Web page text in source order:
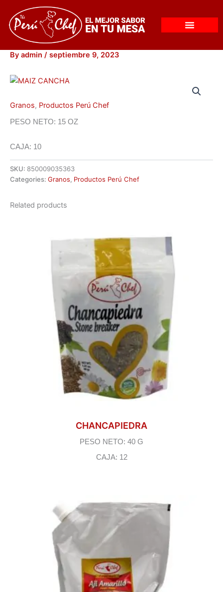
content
By admin / septiembre 9, 2023
Granos, Productos Perú Chef
PESO NETO: 15 OZ
CAJA: 10
SKU: 850009035363
Categories: Granos, Productos Perú Chef
Related products
CHANCAPIEDRA
PESO NETO: 40 G
CAJA: 12